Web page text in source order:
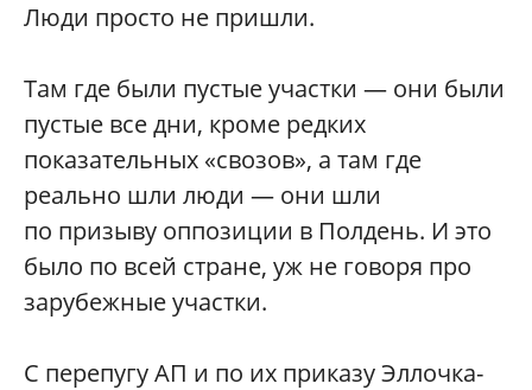
Люди просто не пришли.
Там где были пустые участки — они были
пустые все дни, кроме редких
показательных «свозов», а там где
реально шли люди — они шли
по призыву оппозиции в Полдень. И это
было по всей стране, уж не говоря про
зарубежные участки.
С перепугу АП и по их приказу Эллочка-